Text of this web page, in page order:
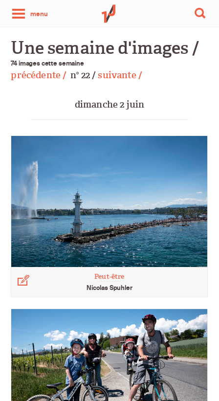
menu
photo
par
jour
Une semaine d'images /
74 images cette semaine
précédente / no 22 /suivante /
dimanche 2 juin
Peut-être
Nicolas Spuhler